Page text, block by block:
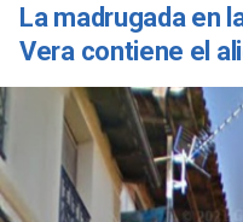
La madrugada en
Vera contiene el